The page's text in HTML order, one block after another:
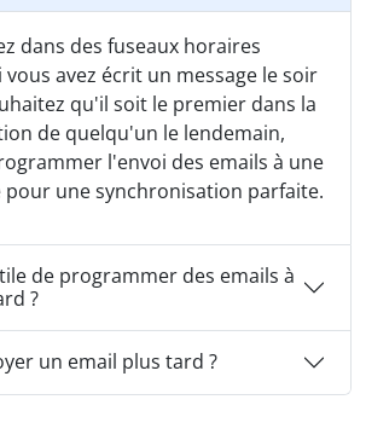
dans des fuseaux horaires
avez écrit un message le soir
qu'il soit le premier dans la
de quelqu'un le lendemain,
l'envoi des emails à une
une synchronisation parfaite.
de programmer des emails à
?
un email plus tard ?